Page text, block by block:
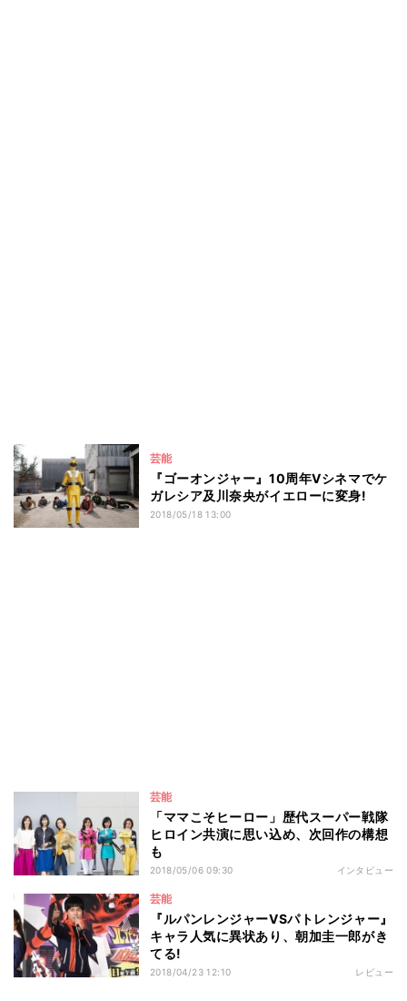
芸能
『ゴーオンジャー』10周年Vシネマでケ
ガレシア及川奈央がイエローに変身!
2018/05/18 13:00
芸能
「ママこそヒーロー」歴代スーパー戦隊
ヒロイン共演に思い込め、次回作の構想
も
2018/05/06 09:30 インタビュー
芸能
『ルパンレンジャーVSパトレンジャー』
キャラ人気に異状あり、朝加圭一郎がき
てる!
2018/04/23 12:10 レビュー